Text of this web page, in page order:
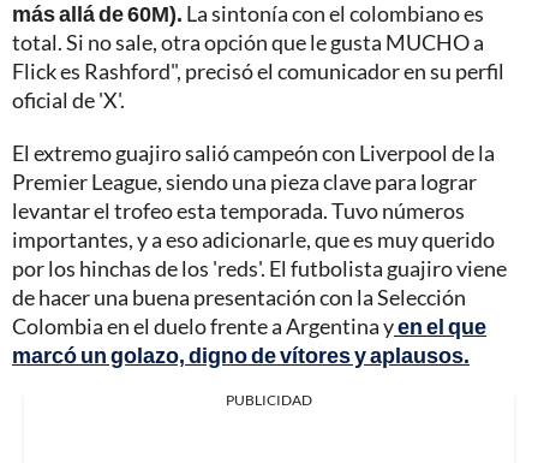
más allá de 60M). La sintonía con el colombiano es
total. Si no sale, otra opción que le gusta MUCHO a
Flick es Rashford", precisó el comunicador en su perfil
oficial de 'X'.
El extremo guajiro salió campeón con Liverpool de la
Premier League, siendo una pieza clave para lograr
levantar el trofeo esta temporada. Tuvo números
importantes, y a eso adicionarle, que es muy querido
por los hinchas de los 'reds'. El futbolista guajiro viene
de hacer una buena presentación con la Selección
Colombia en el duelo frente a Argentina yen el que
marcó un golazo, digno de vítores y aplausos.
PUBLICIDAD